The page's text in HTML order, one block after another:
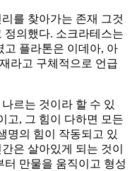
를 찾아가는 존재 그것
정의했다. 소크라테스는
고 플라톤은 이데아, 아
라고 구체적으로 언급
르는 것이라 할 수 있
고, 그 힘이 다하면 모든
명의 힘이 작동되고 있
은 살아있게 되는 것이
만물을 움직이고 형성